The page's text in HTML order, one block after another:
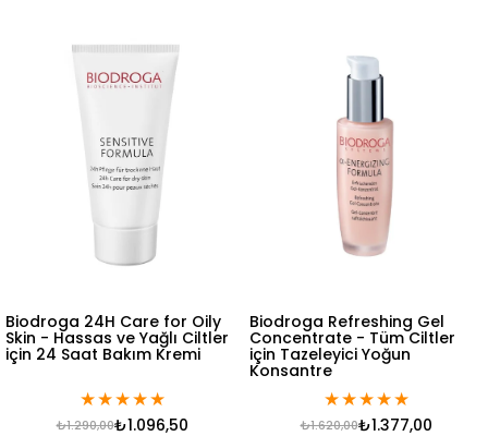
Biodroga 24H Care for Oily
Skin - Hassas ve Yağlı Ciltler
için 24 Saat Bakım Kremi
★★★★★
₺1.096,50
₺1.290,00
Biodroga Refreshing Gel
Concentrate - Tüm Ciltler
için Tazeleyici Yoğun
Konsantre
★★★★★
₺1.377,00
₺1.620,00